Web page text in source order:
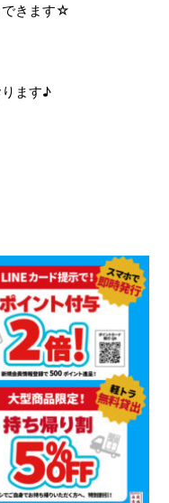
できます☆
ます♪